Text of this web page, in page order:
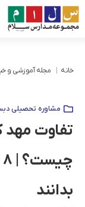
خانه مجله آموزشی و
مشاوره تحصیلی
تفاوت مهد
بدانند